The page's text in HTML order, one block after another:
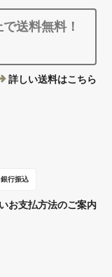
送料無料！
詳しい送料はこちら
銀行振込
お支払方法のご案内